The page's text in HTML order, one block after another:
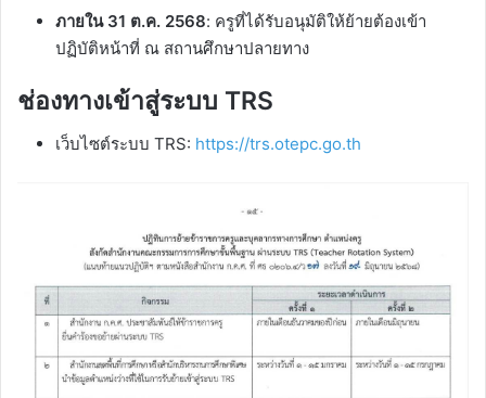
ภายใน 31 ต.ค. 2568: ครูที่ได้รับอนุมัติให้ย้ายต้องเข้า
ปฏิบัติหน้าที่ ณ สถานศึกษาปลายทาง
ช่องทางเข้าสู่ระบบ TRS
เว็บไซต์ระบบ TRS: https://trs.otepc.go.th